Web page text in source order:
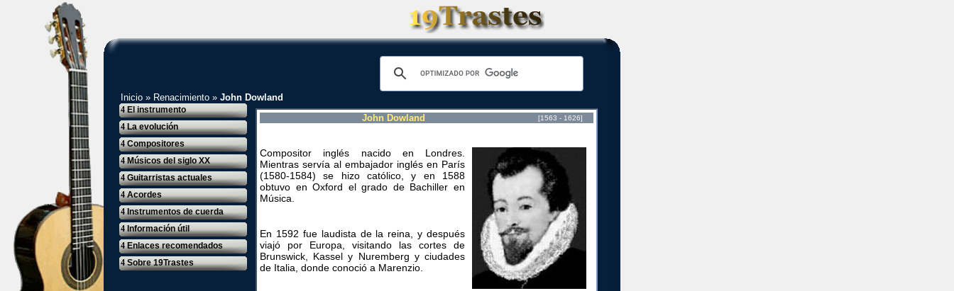
Inicio » Renacimiento » John Dowland
4El instrumento
4La evolución
4Compositores
4Músicos del siglo XX
4Guitarristas actuales
4Acordes
4Instrumentos de cuerda
4Información útil
4Enlaces recomendados
4Sobre 19Trastes
John Dowland [1563 - 1626]
Compositor inglés nacido en Londres.
Mientras servía al embajador inglés en París
(1580-1584) se hizo católico, y en 1588
obtuvo en Oxford el grado de Bachiller en
Música.
En 1592 fue laudista de la reina, y después
viajó por Europa, visitando las cortes de
Brunswick, Kassel y Nuremberg y ciudades
de Italia, donde conoció a Marenzio.